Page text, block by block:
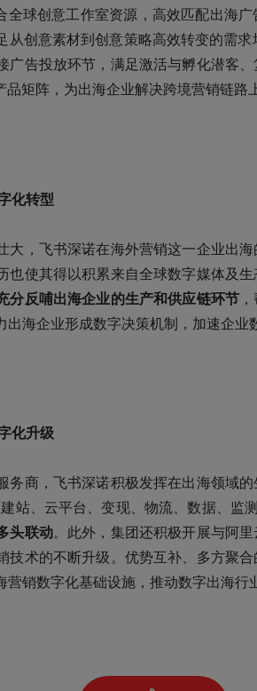
全球创意工作室资源，高效匹配出海
创意素材到创意策略高效转变的需求
广告投放环节，满足激活与孵化潜客
矩阵，为出海企业解决跨境营销链路
化转型
大，飞书深诺在海外营销这一企业出海
也使其得以积累来自全球数字媒体及
分反哺出海企业的生产和供应链环节
海企业形成数字决策机制，加速企业
化升级
务商，飞书深诺积极发挥在出海领域
站、云平台、变现、物流、数据、监
头联动。此外，集团还积极开展与阿
技术的不断升级。优势互补、多方聚
销数字化基础设施，推动数字出海行